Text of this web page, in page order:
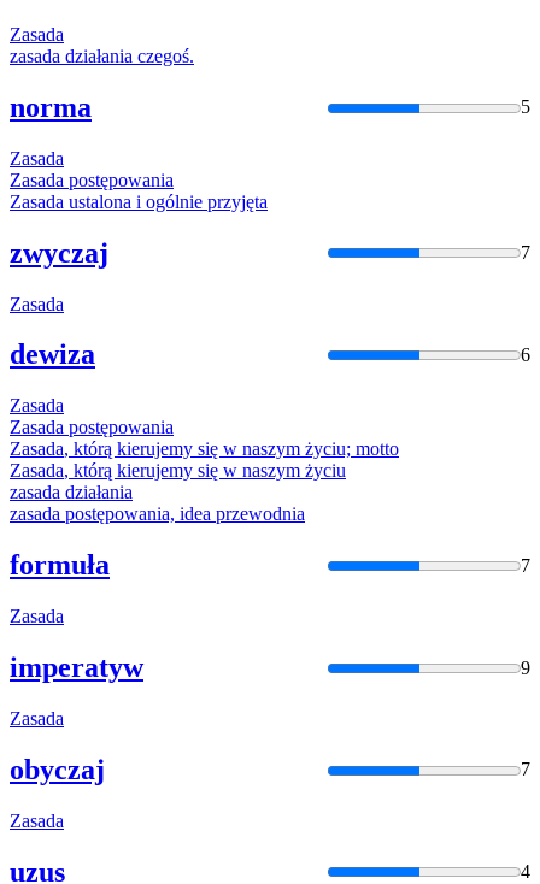
Zasada
zasada działania czegoś.
norma 5
Zasada
Zasada postępowania
Zasada ustalona i ogólnie przyjęta
zwyczaj 7
Zasada
dewiza 6
Zasada
Zasada postępowania
Zasada, którą kierujemy się w naszym życiu; motto
Zasada, którą kierujemy się w naszym życiu
zasada działania
zasada postępowania, idea przewodnia
formuła 7
Zasada
imperatyw 9
Zasada
obyczaj 7
Zasada
uzus 4